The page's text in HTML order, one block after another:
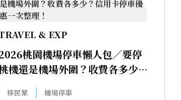
& EXP
桃園機場停車懶人包／要停
機還是機場外圍？收費各多少？
用卡停車優惠一次整理！
移民業
機場停車